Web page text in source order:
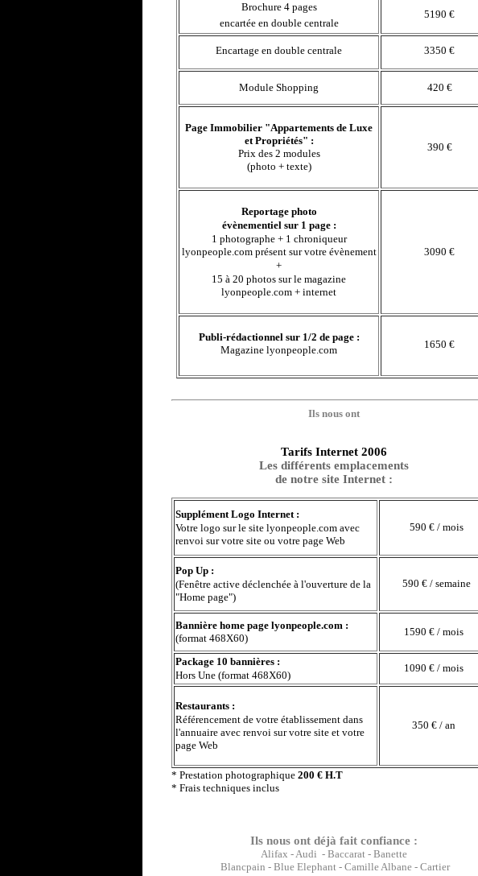
Brochure 4 pages
encartée en double centrale
5190 €
Encartage en double centrale 3350 €
Module Shopping 420 €
Page Immobilier "Appartements de Luxe
et Propriétés" :
Prix des 2 modules
(photo + texte)
390 €
Reportage photo
évènementiel sur 1 page :
1 photographe + 1 chroniqueur
lyonpeople.com présent sur votre évènement
+
15 à 20 photos sur le magazine
lyonpeople.com + internet
3090 €
Publi-rédactionnel sur 1/2 de page :
Magazine lyonpeople.com
1650 €
Ils nous ont
Tarifs Internet 2006
Les différents emplacements
de notre site Internet :
Supplément Logo Internet :
Votre logo sur le site lyonpeople.com avec
renvoi sur votre site ou votre page Web
590 € / mois
Pop Up :
(Fenêtre active déclenchée à l'ouverture de la
"Home page")
590 € / semaine
Bannière home page lyonpeople.com :
(format 468X60)
1590 € / mois
Package 10 bannières :
Hors Une (format 468X60)
1090 € / mois
Restaurants :
Référencement de votre établissement dans
l'annuaire avec renvoi sur votre site et votre
page Web
350 € / an
* Prestation photographique 200 € H.T
* Frais techniques inclus
Ils nous ont déjà fait confiance :
Alifax -Audi - Baccarat -Banette
Blancpain - Blue Elephant - Camille Albane - Cartier